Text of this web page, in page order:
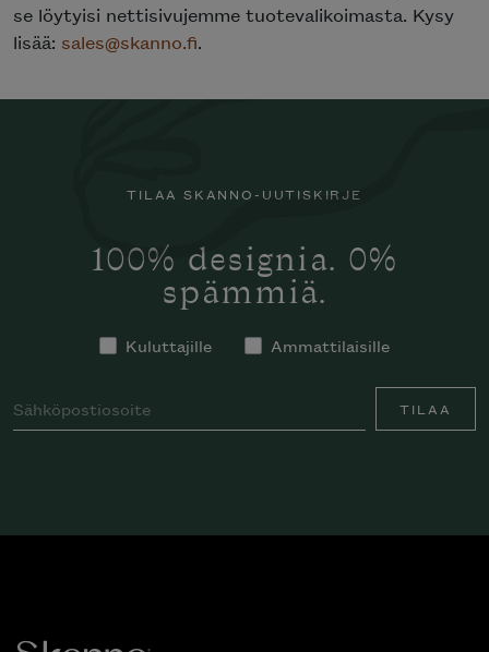
se löytyisi nettisivujemme tuotevalikoimasta. Kysy
lisää: sales@skanno.fi.
TILAA SKANNO-UUTISKIRJE
100% designia. 0%
spämmiä.
Kuluttajille Ammattilaisille
TILAA